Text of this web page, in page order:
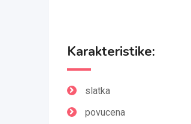
Karakteristike:
slatka
povucena